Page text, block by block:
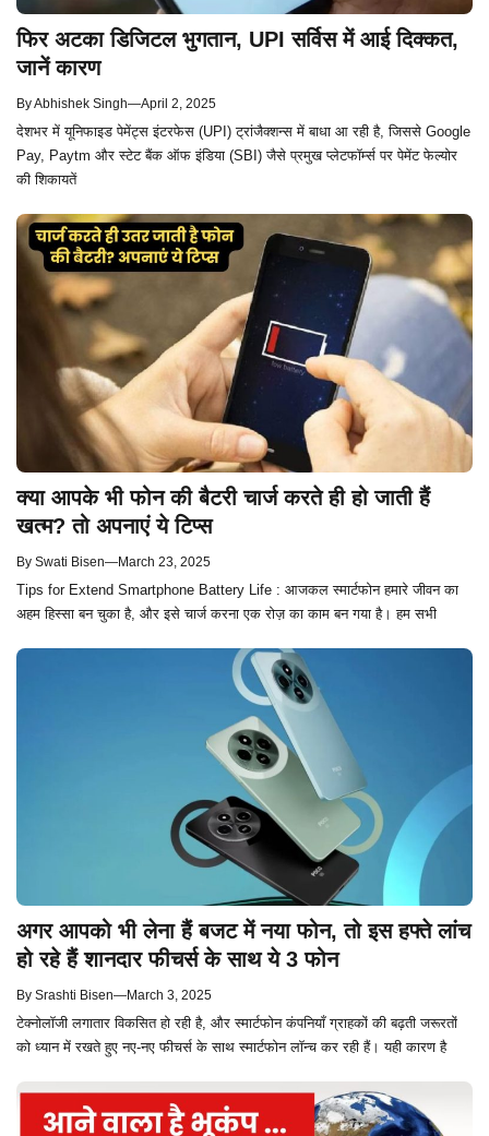
फिर अटका डिजिटल भुगतान, UPI सर्विस में आई दिक्कत,
जानें कारण
ByAbhishek Singh—April 2, 2025
देशभर में यूनिफाइड पेमेंट्स इंटरफेस (UPI) ट्रांजैक्शन्स में बाधा आ रही है, जिससे Google
Pay, Paytm और स्टेट बैंक ऑफ इंडिया (SBI) जैसे प्रमुख प्लेटफॉर्म्स पर पेमेंट फेल्योर
की शिकायतें
क्या आपके भी फोन की बैटरी चार्ज करते ही हो जाती हैं
खत्म? तो अपनाएं ये टिप्स
By Swati Bisen—March 23, 2025
Tips for Extend Smartphone Battery Life : आजकल स्मार्टफोन हमारे जीवन का
अहम हिस्सा बन चुका है, और इसे चार्ज करना एक रोज़ का काम बन गया है। हम सभी
अगर आपको भी लेना हैं बजट में नया फोन, तो इस हफ्ते लांच
हो रहे हैं शानदार फीचर्स के साथ ये 3 फोन
By Srashti Bisen—March 3, 2025
टेक्नोलॉजी लगातार विकसित हो रही है, और स्मार्टफोन कंपनियाँ ग्राहकों की बढ़ती जरूरतों
को ध्यान में रखते हुए नए-नए फीचर्स के साथ स्मार्टफोन लॉन्च कर रही हैं। यही कारण है